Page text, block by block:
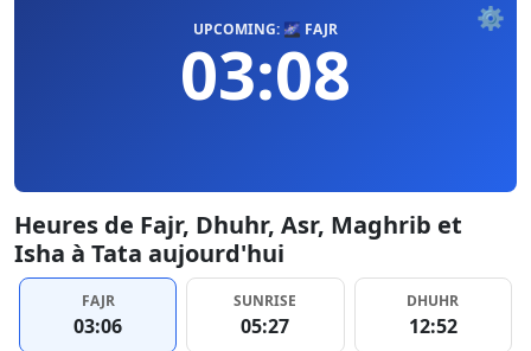
⚙️
UPCOMING: 🌌 FAJR
03:08
Heures de Fajr, Dhuhr, Asr, Maghrib et
Isha à Tata aujourd'hui
FAJR
03:06
SUNRISE
05:27
DHUHR
12:52